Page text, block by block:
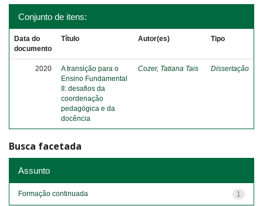
Conjunto de itens:
Data do
documento
Título Autor(es) Tipo
2020
A transição para o
Ensino Fundamental
II: desafios da
coordenação
pedagógica e da
docência
Cozer, Tatiana Tais Dissertação
Busca facetada
Assunto
1
Formação continuada